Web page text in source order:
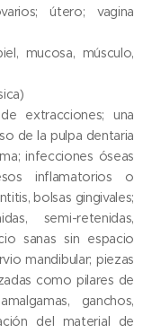
útero; vagina
mucosa, músculo,
extracciones; una
de la pulpa dentaria
infecciones óseas
inflamatorios o
bolsas gingivales;
semi-retenidas,
sanas sin espacio
mandibular; piezas
como pilares de
ganchos,
del material de